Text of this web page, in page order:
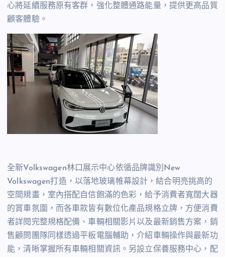
心將延續服務原有客群，強化整體通路能量，提供更高品質
顧客體驗。
全新Volkswagen林口展示中心依循品牌識別New
Volkswagen打造，以落地玻璃帷幕設計，結合明亮挑高的
空間規畫，室內搭配自信飽滿的色彩，給予消費者寬闊大器
的賞車氛圍，而各車款皆有數位化產品規格立牌，方便消費
者詳閱完整規格配備、車輛相關影片以及最新銷售方案，銷
售顧問團隊同樣透過平板電腦輔助，介紹車輛操作與最新功
能，清晰掌握所有車輛相關資訊。另設立保養服務中心，配